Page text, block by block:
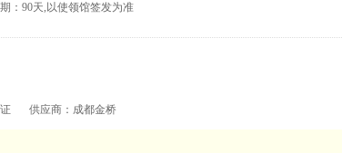
：90天,以使领馆签发为准
供应商：成都金桥